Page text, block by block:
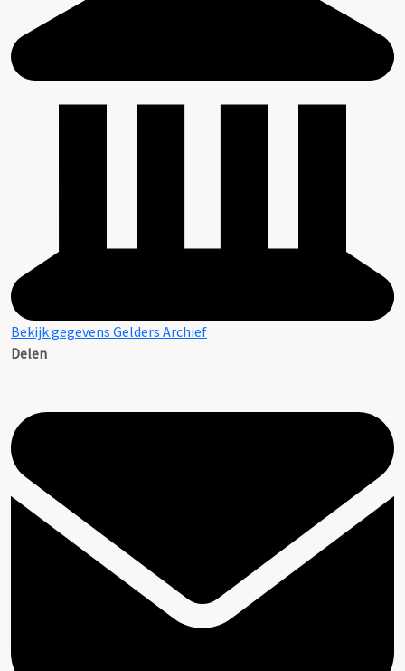
Bekijk gegevens Gelders Archief
Delen